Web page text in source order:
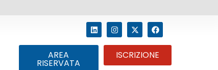
AREA
RISERVATA
ISCRIZIONE